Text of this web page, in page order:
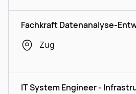
Fachkraft Datenanalyse-
Zug
IT System Engineer -